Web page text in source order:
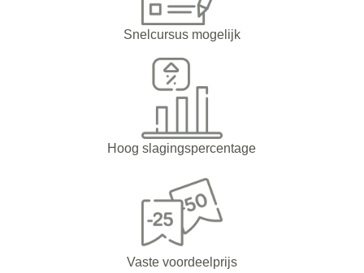
Snelcursus mogelijk
Hoog slagingspercentage
Vaste voordeelprijs